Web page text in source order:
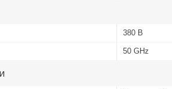
380 В
50 GHz